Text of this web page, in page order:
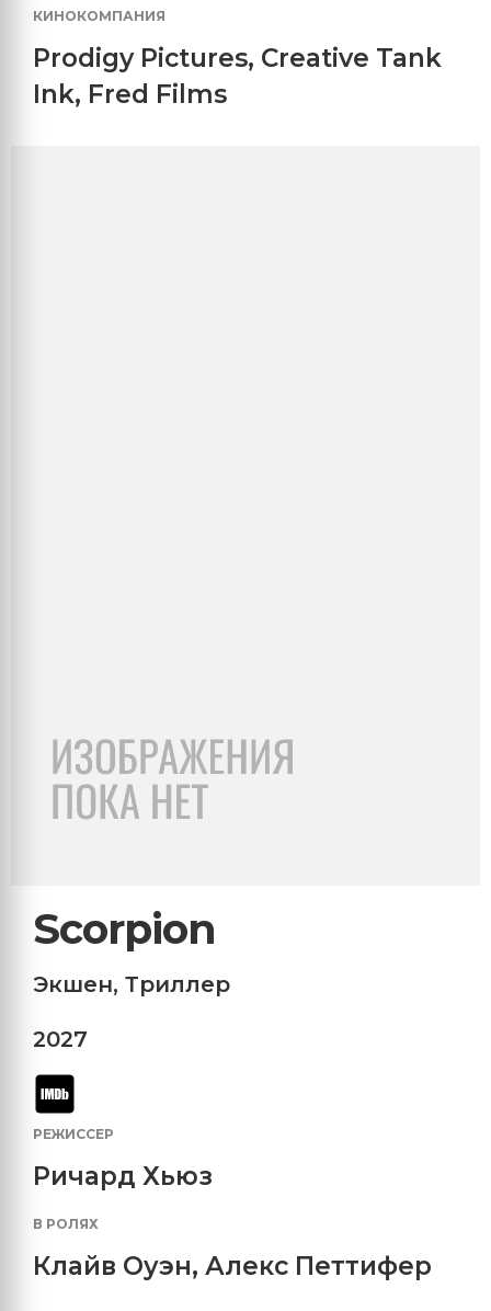
КИНОКОМПАНИЯ
Prodigy Pictures, Creative Tank
Ink, Fred Films
Scorpion
Экшен, Триллер
2027
РЕЖИССЕР
Ричард Хьюз
В РОЛЯХ
Клайв Оуэн, Алекс Петтифер